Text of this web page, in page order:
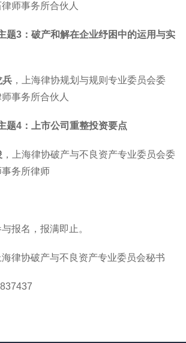
师事务所合伙人
题3：破产和解在企业纾困中的运用与实
兵，上海律协规划与规则专业委员会委
事务所合伙人
题4：上市公司重整投资要点
，上海律协破产与不良资产专业委员会委
务所律师
报名，报满即止。
律协破产与不良资产专业委员会秘书